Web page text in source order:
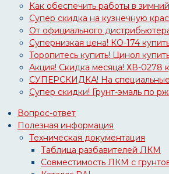
Как обеспечить работы в
Супер скидка на кузнечную
От официального
Супернизкая цена! КО-174
Торопитесь купить! Цинол
Акция! Скидка месяца! ХВ-0278
СУПЕРСКИДКА! На специальные
Супер скидки! Грунт-эмаль по
Вопрос-ответ
Полезная информация
Техническая документация
Таблица разбавителей ЛКМ
Совместимость ЛКМ с